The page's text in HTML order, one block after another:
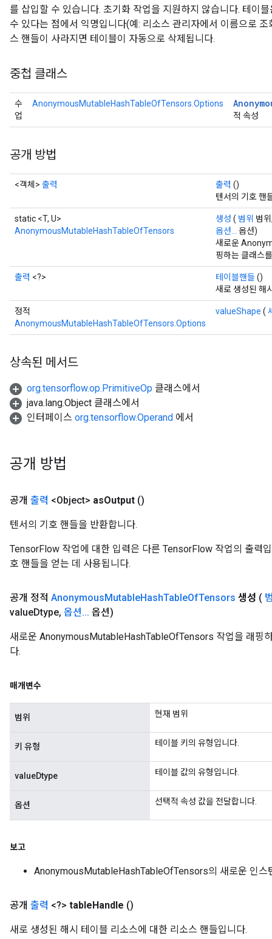
를 삽입할 수 있습니다. 초기화 작업을 지원하지 않습니다. 테이
수 있다는 점에서 익명입니다(예: 리소스 관리자에서 이름으로
스 핸들이 사라지면 테이블이 자동으로 삭제됩니다.
중첩 클래스
수
업
AnonymousMutableHashTableOfTensors.Options
적 속성
공개 방법
<객체> 출력 출력 ()
텐서의 기호 핸
static <T, U>
AnonymousMutableHashTableOfTensors
생성 ( 범위 범
옵션...
옵션)
새로운
핑하는 클래스
출력 <?> 테이블핸들()
새로 생성된 해
정적
AnonymousMutableHashTableOfTensors.Options
valueShape (
상속된 메서드
org.tensorflow.op.PrimitiveOp 클래스에서
java.lang.Object 클래스에서
인터페이스 org.tensorflow.Operand 에서
공개 방법
공개 출력 <Object> asOutput ()
텐서의 기호 핸들을 반환합니다.
TensorFlow 작업에 대한 입력은 다른 TensorFlow 작업의 출력
호 핸들을 얻는 데 사용됩니다.
공개 정적 AnonymousMutableHashTableOfTensors 생성 (
valueDtype, 옵션... 옵션)
새로운 AnonymousMutableHashTableOfTensors 작업을 래핑
다.
매개변수
범위 현재 범위
키 유형 테이블 키의 유형입니다.
valueDtype 테이블 값의 유형입니다.
옵션 선택적 속성 값을 전달합니다.
보고
AnonymousMutableHashTableOfTensors의 새로운 인스
공개 출력 <?> tableHandle ()
새로 생성된 해시 테이블 리소스에 대한 리소스 핸들입니다.